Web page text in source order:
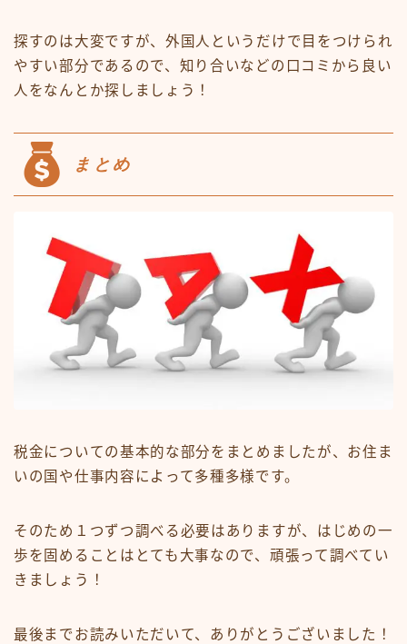
探すのは大変ですが、外国人というだけで目をつけられ
やすい部分であるので、知り合いなどの口コミから良い
人をなんとか探しましょう！
まとめ
税金についての基本的な部分をまとめましたが、お住ま
いの国や仕事内容によって多種多様です。
そのため１つずつ調べる必要はありますが、はじめの一
歩を固めることはとても大事なので、頑張って調べてい
きましょう！
最後までお読みいただいて、ありがとうございました！